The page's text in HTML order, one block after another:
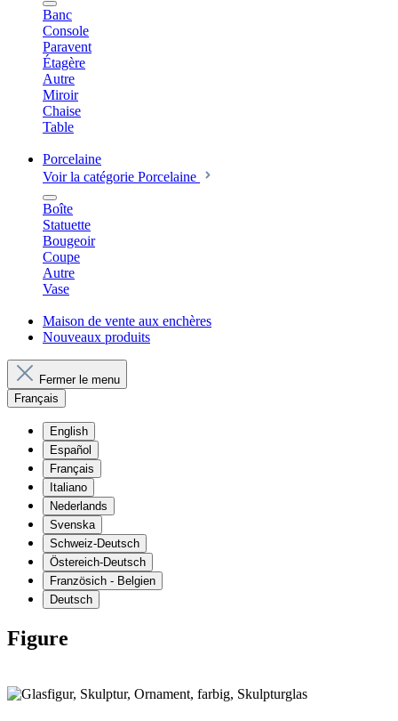
Banc
Console
Paravent
Étagère
Autre
Miroir
Chaise
Table
Porcelaine
Voir la catégorie Porcelaine
Boîte
Statuette
Bougeoir
Coupe
Autre
Vase
Maison de vente aux enchères
Nouveaux produits
Fermer le menu
Français
English
Español
Français
Italiano
Nederlands
Svenska
Schweiz-Deutsch
Östereich-Deutsch
Französich - Belgien
Deutsch
Figure